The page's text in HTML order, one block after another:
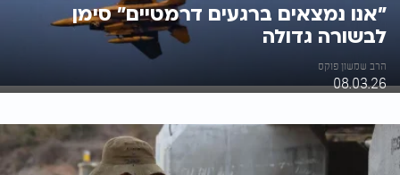
"אנו נמצאים ברגעים דרמטיים" סימן
לבשורה גדולה
הרב שמשון פוקס
08.03.26